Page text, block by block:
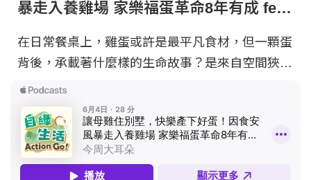
暴走入養雞場 家樂福蛋革命8年有成 feat.
蘇筱駗｜自綠生活Action Go! EP88
在日常餐桌上，雞蛋或許是最平凡食材，但一顆蛋
背後，承載著什麼樣的生命故事？是來自空間狹
小、連轉身都困難的鐵籠，還是來自可以飛奔、展
翅、抓癢的快樂母雞？ 家樂福永續長暨家樂福文
教基金會執行長蘇筱駗，過去八年帶領團隊走過一
場艱辛的「非籠飼革命」，目標是在 2026 年達成
全台家樂福 100% 販售非籠飼雞蛋的里程碑。 - 主